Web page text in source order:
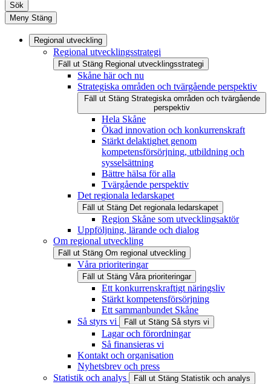
Sök
Meny Stäng
Regional utveckling
Regional utvecklingsstrategi
Fäll ut Stäng Regional utvecklingsstrategi
Skåne här och nu
Strategiska områden och tvärgående perspektiv
Fäll ut Stäng Strategiska områden och tvärgående
perspektiv
Hela Skåne
Ökad innovation och konkurrenskraft
Stärkt delaktighet genom
kompetensförsörjning, utbildning och
sysselsättning
Bättre hälsa för alla
Tvärgående perspektiv
Det regionala ledarskapet
Fäll ut Stäng Det regionala ledarskapet
Region Skåne som utvecklingsaktör
Uppföljning, lärande och dialog
Om regional utveckling
Fäll ut Stäng Om regional utveckling
Våra prioriteringar
Fäll ut Stäng Våra prioriteringar
Ett konkurrenskraftigt näringsliv
Stärkt kompetensförsörjning
Ett sammanbundet Skåne
Så styrs vi
Fäll ut Stäng Så styrs vi
Lagar och förordningar
Så finansieras vi
Kontakt och organisation
Nyhetsbrev och press
Statistik och analys
Fäll ut Stäng Statistik och analys